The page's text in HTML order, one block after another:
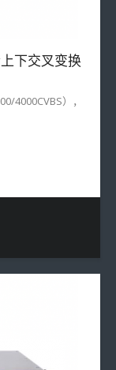
下交叉变换
4000CVBS），